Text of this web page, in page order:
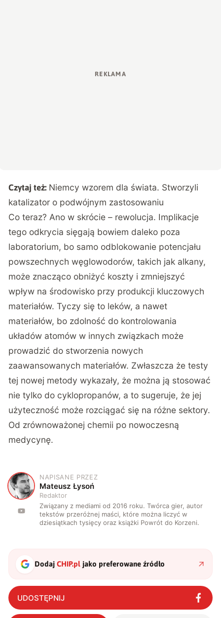
Czytaj też: Niemcy wzorem dla świata. Stworzyli
katalizator o podwójnym zastosowaniu
Co teraz? Ano w skrócie – rewolucja. Implikacje
tego odkrycia sięgają bowiem daleko poza
laboratorium, bo samo odblokowanie potencjału
powszechnych węglowodorów, takich jak alkany,
może znacząco obniżyć koszty i zmniejszyć
wpływ na środowisko przy produkcji kluczowych
materiałów. Tyczy się to leków, a nawet
materiałów, bo zdolność do kontrolowania
układów atomów w innych związkach może
prowadzić do stworzenia nowych
zaawansowanych materiałów. Zwłaszcza że testy
tej nowej metody wykazały, że można ją stosować
nie tylko do cyklopropanów, a to sugeruje, że jej
użyteczność może rozciągać się na różne sektory.
Od zrównoważonej chemii po nowoczesną
medycynę.
M
NAPISANE PRZEZ
Mateusz Łysoń
Redaktor
Związany z mediami od 2016 roku. Twórca gier, autor
tekstów przeróżnej maści, które można liczyć w
dziesiątkach tysięcy oraz książki Powrót do Korzeni.
DodajCHIP.pl jako preferowane źródło
UDOSTĘPNIJ